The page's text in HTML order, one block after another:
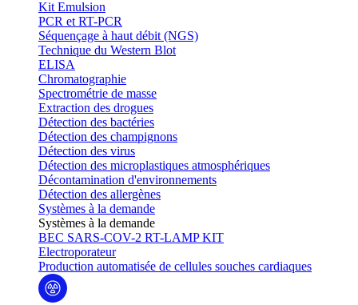
Kit Emulsion
PCR et RT-PCR
Séquençage à haut débit (NGS)
Technique du Western Blot
ELISA
Chromatographie
Spectrométrie de masse
Extraction des drogues
Détection des bactéries
Détection des champignons
Détection des virus
Détection des microplastiques atmosphériques
Décontamination d'environnements
Détection des allergènes
Systèmes à la demande
Systèmes à la demande
BEC SARS-COV-2 RT-LAMP KIT
Electroporateur
Production automatisée de cellules souches cardiaques